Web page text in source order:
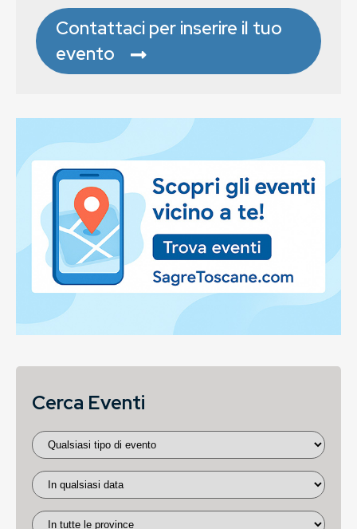
Contattaci per inserire il tuo
evento
Cerca Eventi